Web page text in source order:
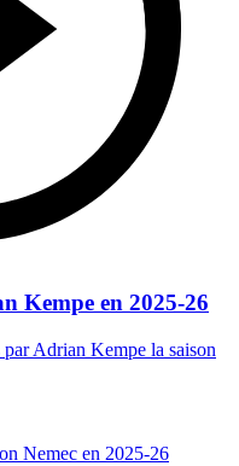
Kempe en 2025-26
Adrian Kempe la saison